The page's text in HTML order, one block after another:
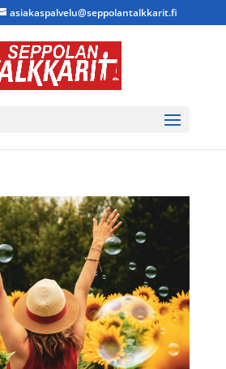
asiakaspalvelu@seppolantalkkarit.fi